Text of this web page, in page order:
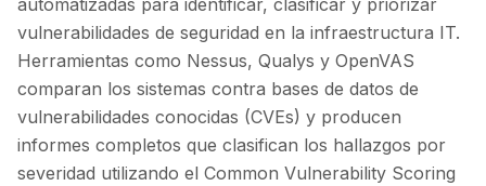
automatizadas para identificar, clasificar y priorizar
vulnerabilidades de seguridad en la infraestructura IT.
Herramientas como Nessus, Qualys y OpenVAS
comparan los sistemas contra bases de datos de
vulnerabilidades conocidas (CVEs) y producen
informes completos que clasifican los hallazgos por
severidad utilizando el Common Vulnerability Scoring